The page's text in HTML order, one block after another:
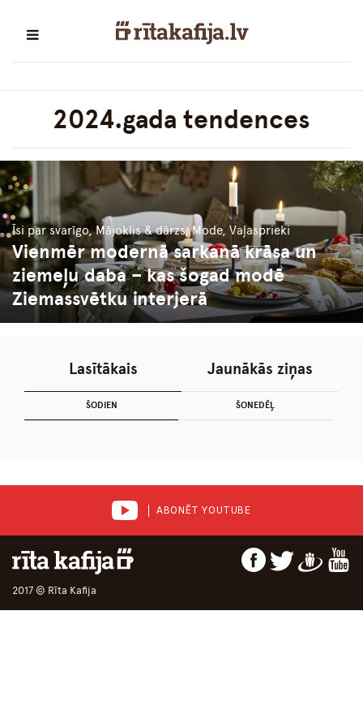
2024.gada tendences
Īsi par svarīgo, Mājoklis & dārzs, Mode, Vaļasprieki
Vienmēr modernā sarkanā krāsa un
ziemeļu daba – kas šogad modē
Ziemassvētku interjerā
Lasītākais
ŠODIEN ŠONEDĒĻ
Jaunākās ziņas
ABONĒT YOUTUBE
2017 © Rīta Kafija